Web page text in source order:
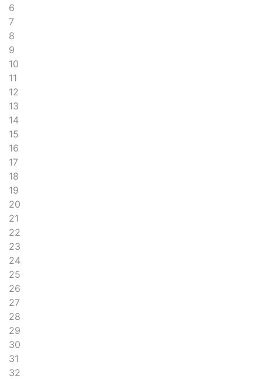
6
7
8
9
10
11
12
13
14
15
16
17
18
19
20
21
22
23
24
25
26
27
28
29
30
31
32